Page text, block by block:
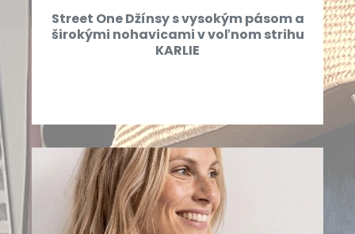
Street One Džínsy s vysokým pásom a
širokými nohavicami v voľnom strihu
KARLIE